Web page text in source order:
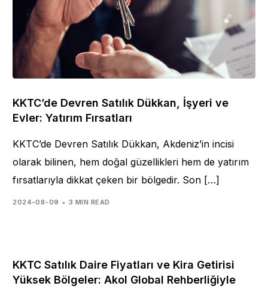
KKTC’de Devren Satılık Dükkan, İşyeri ve
Evler: Yatırım Fırsatları
KKTC’de Devren Satılık Dükkan, Akdeniz’in incisi
olarak bilinen, hem doğal güzellikleri hem de yatırım
fırsatlarıyla dikkat çeken bir bölgedir. Son […]
2024-08-09 3 MIN READ
KKTC Satılık Daire Fiyatları ve Kira Getirisi
Yüksek Bölgeler: Akol Global Rehberliğiyle